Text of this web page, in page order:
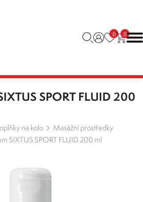
0 0
SPORT FLUID 200
na kolo
Masážní prostředky
SIXTUS SPORT FLUID 200 ml